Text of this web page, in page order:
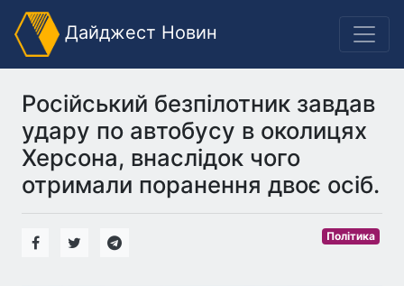
Дайджест Новин
Російський безпілотник завдав
удару по автобусу в околицях
Херсона, внаслідок чого
отримали поранення двоє осіб.
Політика